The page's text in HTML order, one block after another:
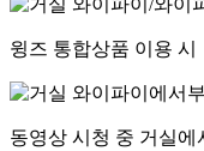
윙즈 통합상품 이용 시
동영상 시청 중 거실에